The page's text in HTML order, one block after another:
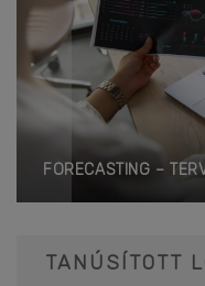
FORECASTING –
TANÚSÍTOTT